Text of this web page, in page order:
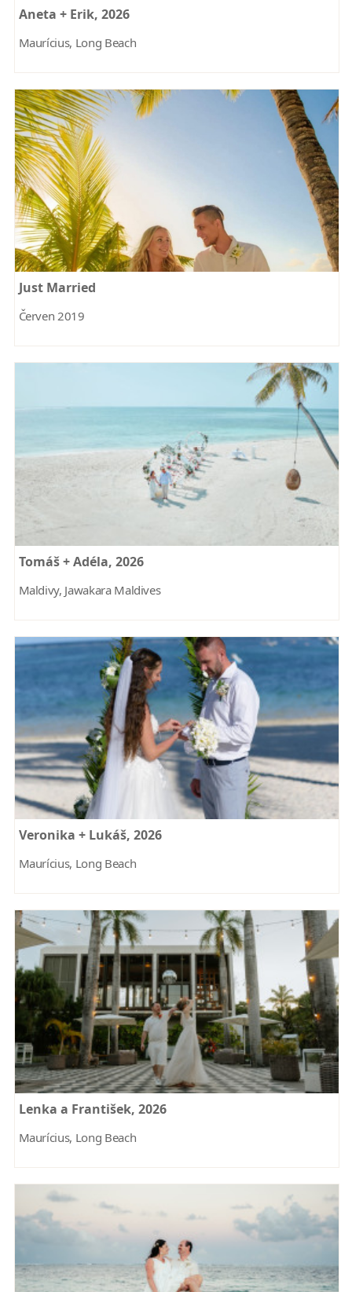
Aneta + Erik, 2026
Maurícius, Long Beach
Just Married
Červen 2019
Tomáš + Adéla, 2026
Maldivy, Jawakara Maldives
Veronika + Lukáš, 2026
Maurícius, Long Beach
Lenka a František, 2026
Maurícius, Long Beach